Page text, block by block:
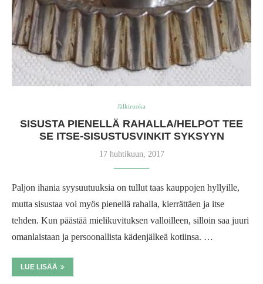
Jälkiruoka
SISUSTA PIENELLÄ RAHALLA/HELPOT TEE
SE ITSE-SISUSTUSVINKIT SYKSYYN
17 huhtikuun, 2017
Paljon ihania syysuutuuksia on tullut taas kauppojen hyllyille,
mutta sisustaa voi myös pienellä rahalla, kierrättäen ja itse
tehden. Kun päästää mielikuvituksen valloilleen, silloin saa juuri
omanlaistaan ja persoonallista kädenjälkeä kotiinsa. …
LUE LISÄÄ